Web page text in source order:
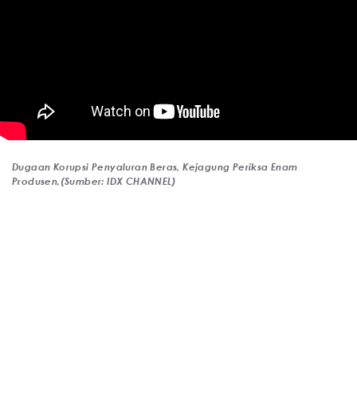
Dugaan Korupsi Penyaluran Beras, Kejagung Periksa Enam
Produsen,(Sumber: IDX CHANNEL)